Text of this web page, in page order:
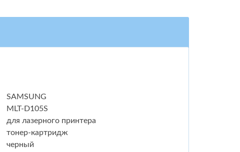
SAMSUNG
MLT-D105S
для лазерного принтера
тонер-картридж
черный